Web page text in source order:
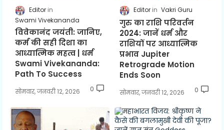
Editor
Swami Vivekananda
विवेकानंद जयंती: जानिए,
कर्म की सही दिशा का
आध्यात्मिक महत्व | धर्म
Swami Vivekananda:
Path To Success
सोमवार, जनवरी 12, 2026 0
Editor Vakri Guru
गुरु का राशि परिवर्तन
2024: जानें धर्म और
राशियों पर आध्यात्मिक
प्रभाव Jupiter
Retrograde Motion
Ends Soon
सोमवार, जनवरी 12, 2026 0